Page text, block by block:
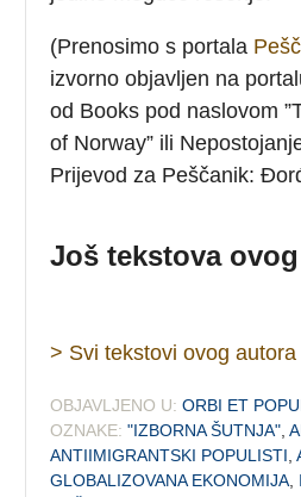
(Prenosimo s portala
izvorno objavljen na
od Books pod naslovom
of Norway” ili
Prijevod za Peščanik:
Još tekstova
> Svi tekstovi ovog autora
OBJAVLJENO U: ORBI ET
OZNAKE: "IZBORNA ŠUTNJA" ,
ANTIIMIGRANTSKI POPULISTI ,
GLOBALIZOVANA EKONOMIJA